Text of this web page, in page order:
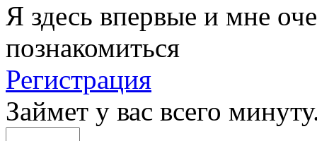
Я здесь впервые и мне
познакомиться
Регистрация
Займет у вас всего